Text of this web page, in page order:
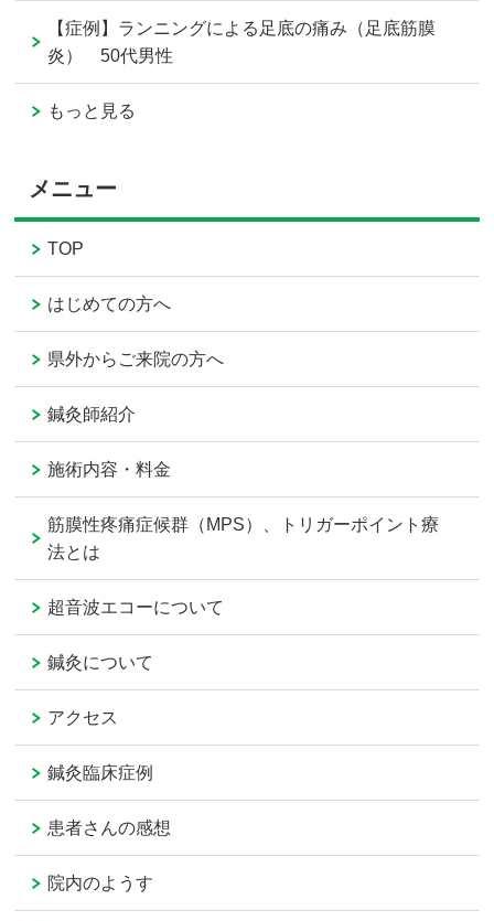
【症例】ランニングによる足底の痛み（足底筋膜
炎） 50代男性
もっと見る
メニュー
TOP
はじめての方へ
県外からご来院の方へ
鍼灸師紹介
施術内容・料金
筋膜性疼痛症候群（MPS）、トリガーポイント療
法とは
超音波エコーについて
鍼灸について
アクセス
鍼灸臨床症例
患者さんの感想
院内のようす